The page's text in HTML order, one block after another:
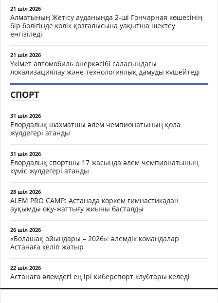
21 шіл 2026
Алматының Жетісу ауданында 2-ші Гончарная көшесінің
бір бөлігінде көлік қозғалысына уақытша шектеу
енгізіледі
21 шіл 2026
Үкімет автомобиль өнеркәсібі саласындағы
локализациялау және технологиялық дамуды күшейтеді
СПОРТ
31 шіл 2026
Елордалық шахматшы әлем чемпионатының қола
жүлдегері атанды
31 шіл 2026
Елордалық спортшы 17 жасында әлем чемпионатының
күміс жүлдегері атанды
28 шіл 2026
ALEM PRO CAMP: Астанада көркем гимнастикадан
ауқымды оқу-жаттығу жиыны басталды
26 шіл 2026
«Болашақ ойындары – 2026»: әлемдік командалар
Астанаға келіп жатыр
22 шіл 2026
Астанаға әлемдегі ең ірі киберспорт клубтары келеді